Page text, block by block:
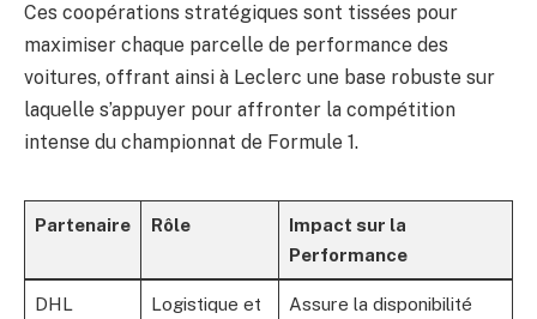
Ces coopérations stratégiques sont tissées pour
maximiser chaque parcelle de performance des
voitures, offrant ainsi à Leclerc une base robuste sur
laquelle s’appuyer pour affronter la compétition
intense du championnat de Formule 1.
Partenaire Rôle
Impact sur la
Performance
DHL Logistique et Assure la disponibilité